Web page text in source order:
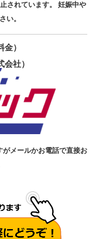
されています。 妊娠中や
い。
）
社）
メールかお電話で直接お